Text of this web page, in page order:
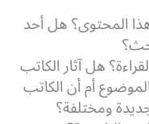
المحتوى؟ هل أحد
هل آثار الكاتب
أم أن الكاتب
ومختلفة؟